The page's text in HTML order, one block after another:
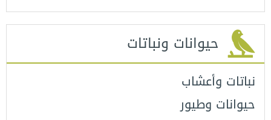
حيوانات ونباتات
نباتات وأعشاب
حيوانات وطيور